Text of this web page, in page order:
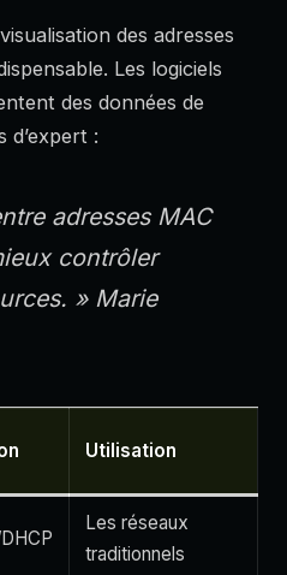
des adresses
Les logiciels
des données de
d’expert :
adresses MAC
contrôler
» Marie
Utilisation
Les réseaux
traditionnels